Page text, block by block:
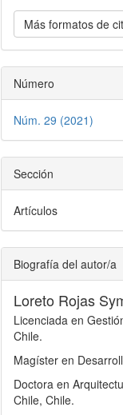
Más formatos de
Número
Núm. 29 (2021)
Sección
Artículos
Biografía del autor/a
Loreto Rojas
Licenciada en
Chile.
Magíster en
Doctora en
Chile, Chile.